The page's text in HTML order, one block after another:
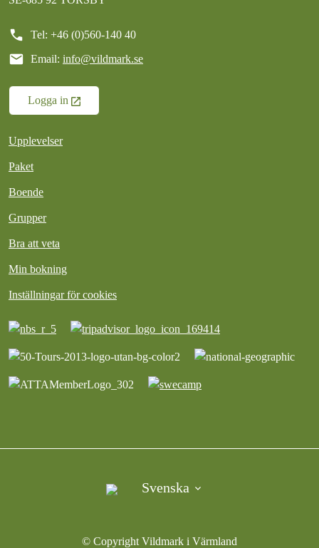
call Tel: +46 (0)560-140 40
mail Email: info@vildmark.se
Logga in
Upplevelser
Paket
Boende
Grupper
Bra att veta
Min bokning
Inställningar för cookies
Svenska
©︎ Copyright Vildmark i Värmland